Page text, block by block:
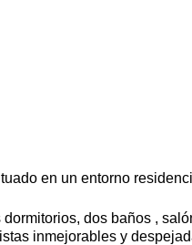
en un entorno
dormitorios, dos baños ,
inmejorables y